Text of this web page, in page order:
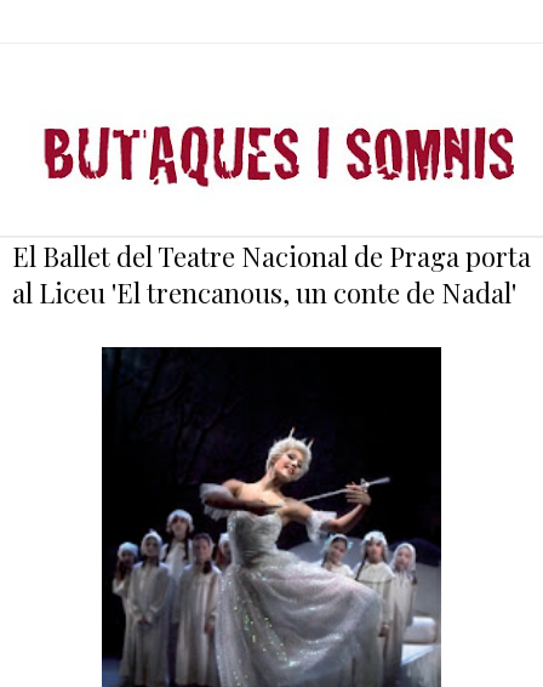
El Ballet del Teatre Nacional de Praga porta
al Liceu 'El trencanous, un conte de Nadal'